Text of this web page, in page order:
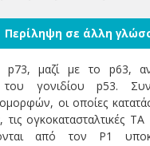
Περίληψη σε άλλη
p73, μαζί με το p63,
του γονιδίου p53.
οι οποίες
ογκοκατασταλτικές
από τον P1